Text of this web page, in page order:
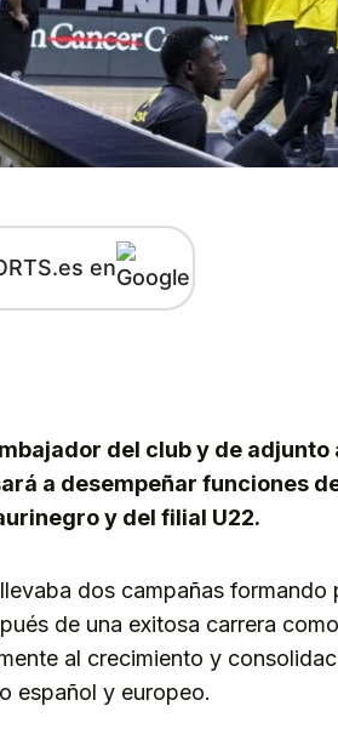
en
del club y de adjunto
a desempeñar funciones
y del filial U22.
dos campañas formando
de una exitosa carrera
al crecimiento y
español y europeo.